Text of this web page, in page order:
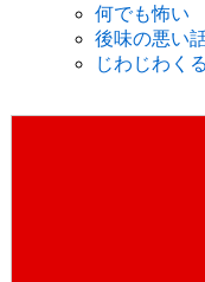
何でも怖い
後味の悪い
じわじわく